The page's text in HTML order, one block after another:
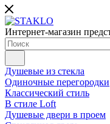
Интернет-магазин
Душевые из стекла
Одиночные перегородки
Классический стиль
В стиле Loft
Душевые двери в проем